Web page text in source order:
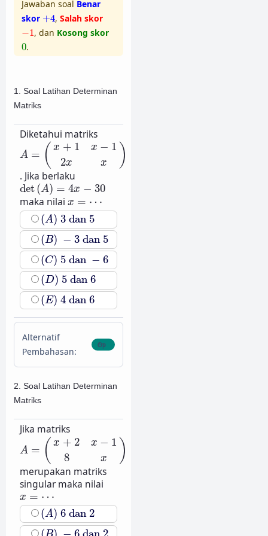
Jawaban soal Benar
skor +4
+ 4, Salah skor
−1
1 , dan Kosong skor
0
0.
1. Soal Latihan Determinan
Matriks
Diketahui matriks
A = ( x + 1 x − 1
2x x )
A=(x+1x −12xx)
. Jika berlaku
det(A) = 4x − 30
det(A)=4x−30
maka nilai x = ⋯
x=⋯
(A) 3 dan 5
(A)3dan5
(B) − 3 dan 5
(B)−3dan5
(C) 5 dan − 6
(C)5dan−6
(D) 5 dan 6
(D)5dan6
(E) 4 dan 6
(E)4dan6
Alternatif
Pembahasan:
2. Soal Latihan Determinan
Matriks
Jika matriks
A = ( x + 2 x − 1
8
x )
A=( x+2x−18
merupakan matriks
singular maka nilai
x = ⋯
x=⋯
(A) 6 dan 2
(A)6dan2
(B)−6dan2